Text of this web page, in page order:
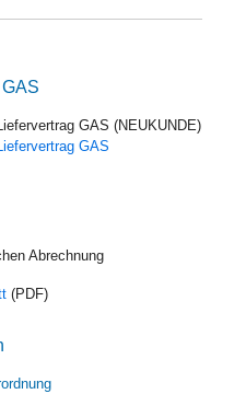
GAS (NEUKUNDE)
GAS
Abrechnung
(PDF)